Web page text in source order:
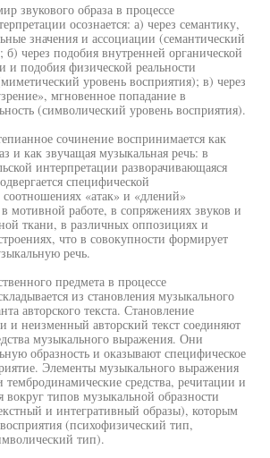
звукового образа в процессе
осознается: а) через семантику,
значения и ассоциации (семантический
б) через подобия внутренней органической
и подобия физической реальности
уровень восприятия); в) через
мгновенное попадание в
(символический уровень восприятия).
сочинение воспринимается как
и как звучащая музыкальная речь: в
интерпретации разворачивающаяся
специфической
соотношениях «атак» и «длений»
мотивной работе, в сопряжениях звуков и
ткани, в различных оппозициях и
что в совокупности формирует
речь.
предмета в процессе
из становления музыкального
авторского текста. Становление
и неизменный авторский текст соединяют
музыкального выражения. Они
образность и оказывают специфическое
Элементы музыкального выражения
средства, речитации и
типов музыкальной образности
и интегративный образы), которым
(психофизический тип,
тип).